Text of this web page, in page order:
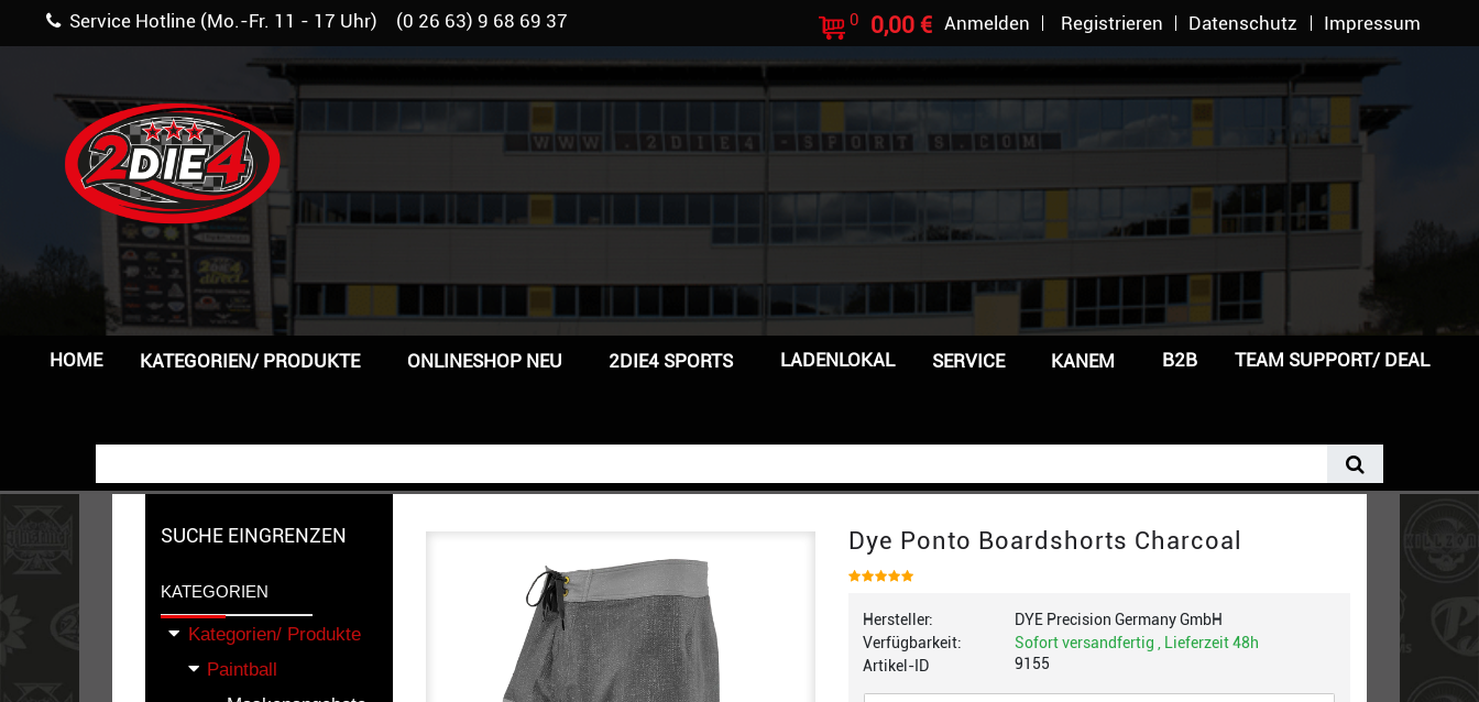
Service Hotline (Mo.-Fr. 11 - 17 Uhr) (0 26 63) 9 68 69 37 0 0,00 € Anmelden Registrieren Datenschutz Impressum
HOME KATEGORIEN/ PRODUKTE ONLINESHOP NEU 2DIE4 SPORTS LADENLOKAL SERVICE KANEM B2B TEAM SUPPORT/ DEAL
SUCHE EINGRENZEN
KATEGORIEN
Kategorien/ Produkte
Paintball
Dye Ponto Boardshorts Charcoal
Hersteller:
Verfügbarkeit:
Artikel-ID
DYE Precision Germany GmbH
Sofort versandfertig , Lieferzeit 48h
9155